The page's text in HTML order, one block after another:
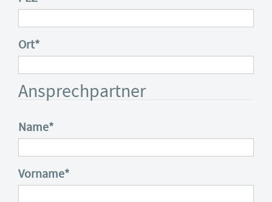
Ort*
Ansprechpartner
Name*
Vorname*